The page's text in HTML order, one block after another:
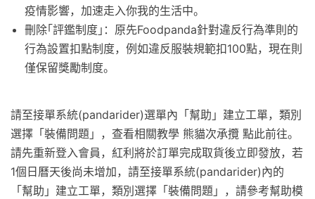
疫情影響，加速走入你我的生活中。
刪除｢評鑑制度｣：原先Foodpanda針對違反行為準則的
行為設置扣點制度，例如違反服裝規範扣100點，現在則
僅保留獎勵制度。
請至接單系統(pandarider)選單內「幫助」建立工單，類別
選擇「裝備問題」，查看相關教學 熊貓次承攬 點此前往。
請先重新登入會員，紅利將於訂單完成取貨後立即發放，若
1個日曆天後尚未增加，請至接單系統(pandarider)內的
「幫助」建立工單，類別選擇「裝備問題」，請參考幫助模